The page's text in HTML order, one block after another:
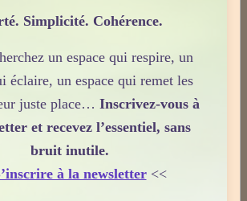
semaine
Simplicité. Cohérence.
un espace qui respire, un
éclaire, un espace qui remet les
juste place… Inscrivez-vous à
et recevez l’essentiel, sans
bruit inutile.
à la newsletter<<